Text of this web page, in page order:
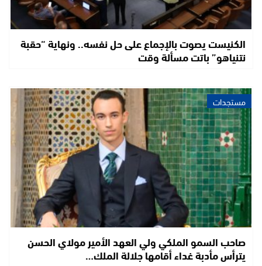
الكنيست يصوت بالإجماع على حل نفسه.. ونهاية “حقبة
نتنياهو” باتت مسألة وقت
مستجدات
صاحب السمو الملكي ولي العهد الأمير مولاي الحسن
يترأس مأدبة غداء أقامها جلالة الملك…